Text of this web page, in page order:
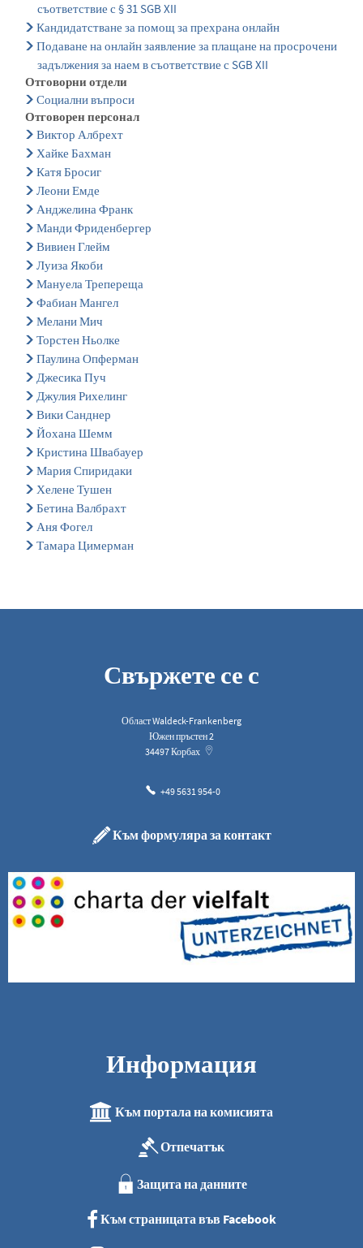
съответствие с § 31 SGB XII
Кандидатстване за помощ за прехрана онлайн
Подаване на онлайн заявление за плащане на просрочени
задължения за наем в съответствие с SGB XII
Отговорни отдели
Социални въпроси
Отговорен персонал
Виктор Албрехт
Хайке Бахман
Катя Бросиг
Леони Емде
Анджелина Франк
Манди Фриденбергер
Вивиен Глейм
Луиза Якоби
Мануела Трепереща
Фабиан Мангел
Мелани Мич
Торстен Ньолке
Паулина Опферман
Джесика Пуч
Джулия Рихелинг
Вики Санднер
Йохана Шемм
Кристина Швабауер
Мария Спиридаки
Хелене Тушен
Бетина Валбрахт
Аня Фогел
Тамара Цимерман
Свържете се с
Област Waldeck-Frankenberg
Южен пръстен 2
34497Корбах
+49 5631 954-0
Към формуляра за контакт
Информация
Към портала на комисията
Отпечатък
Защита на данните
Към страницата във Facebook